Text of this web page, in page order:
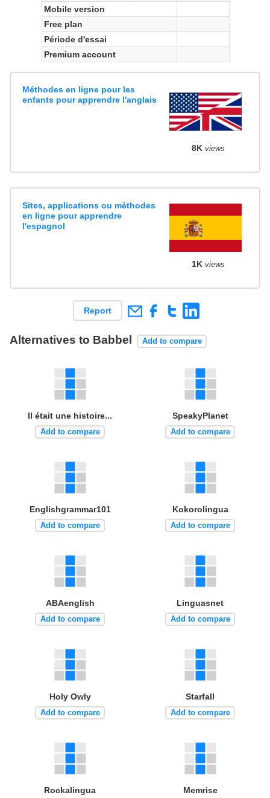
Mobile version
Free plan
Période d'essai
Premium account
Méthodes en ligne pour les
enfants pour apprendre l'anglais
8K views
Sites, applications ou méthodes
en ligne pour apprendre
l'espagnol
1K views
Report
Alternatives to Babbel Add to compare
Il était une histoire...
Add to compare
SpeakyPlanet
Add to compare
Englishgrammar101
Add to compare
Kokorolingua
Add to compare
ABAenglish
Add to compare
Linguasnet
Add to compare
Holy Owly
Add to compare
Starfall
Add to compare
Rockalingua Memrise